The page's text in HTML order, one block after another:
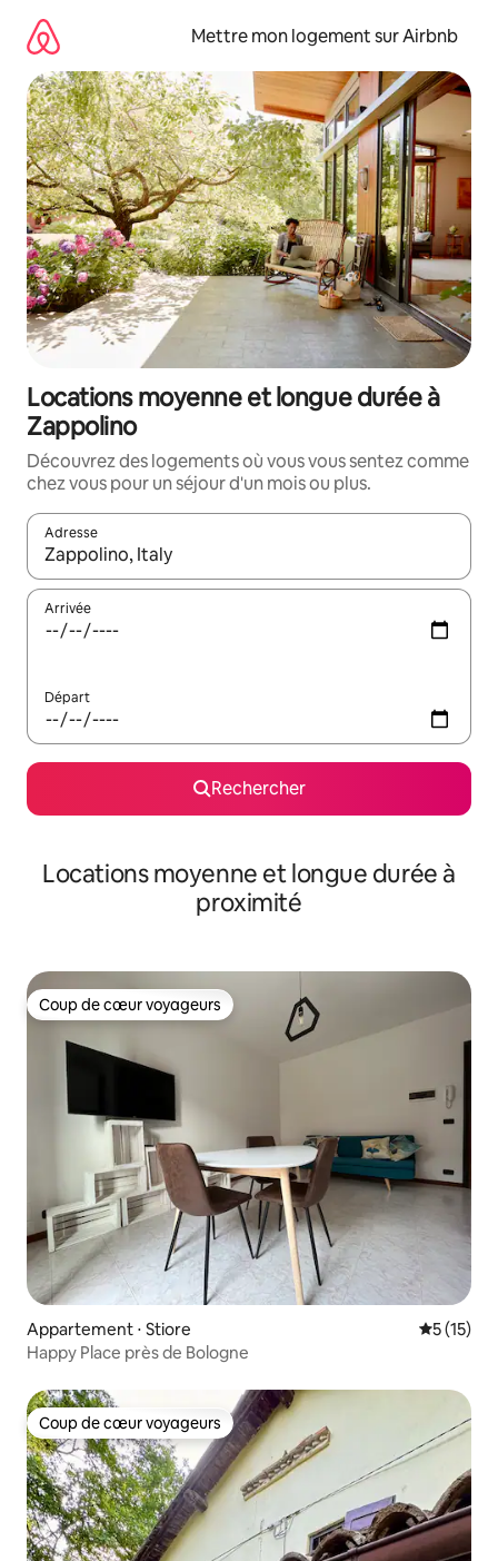
directement
contenu
Mettre mon logement sur Airbnb
Locations moyenne et longue durée à
Zappolino
Découvrez des logements où vous vous sentez comme
chez vous pour un séjour d'un mois ou plus.
Adresse
Lorsque les résultats s'affichent, utilisez les flèches vers le
Arrivée
Départ
Rechercher
Locations moyenne et longue durée à
proximité
Coup de cœur voyageurs
Coup de cœur voyageurs
Appartement ⋅ Stiore
5 (15)
Happy Place près de Bologne
Coup de cœur voyageurs
Coup de cœur voyageurs